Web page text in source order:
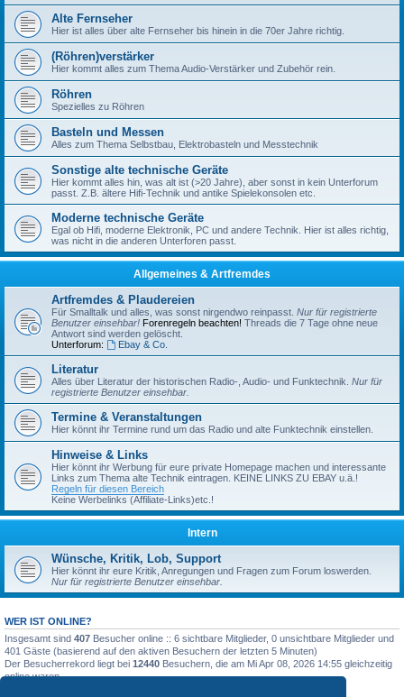
Alte Fernseher
Hier ist alles über alte Fernseher bis hinein in die 70er Jahre richtig.
(Röhren)verstärker
Hier kommt alles zum Thema Audio-Verstärker und Zubehör rein.
Röhren
Spezielles zu Röhren
Basteln und Messen
Alles zum Thema Selbstbau, Elektrobasteln und Messtechnik
Sonstige alte technische Geräte
Hier kommt alles hin, was alt ist (>20 Jahre), aber sonst in kein Unterforum
passt. Z.B. ältere Hifi-Technik und antike Spielekonsolen etc.
Moderne technische Geräte
Egal ob Hifi, moderne Elektronik, PC und andere Technik. Hier ist alles richtig,
was nicht in die anderen Unterforen passt.
Allgemeines & Artfremdes
Artfremdes & Plaudereien
Für Smalltalk und alles, was sonst nirgendwo reinpasst. Nur für registrierte
Benutzer einsehbar! Forenregeln beachten! Threads die 7 Tage ohne neue
Antwort sind werden gelöscht.
Unterforum:
Ebay & Co.
Literatur
Alles über Literatur der historischen Radio-, Audio- und Funktechnik. Nur für
registrierte Benutzer einsehbar.
Termine & Veranstaltungen
Hier könnt ihr Termine rund um das Radio und alte Funktechnik einstellen.
Hinweise & Links
Hier könnt ihr Werbung für eure private Homepage machen und interessante
Links zum Thema alte Technik eintragen. KEINE LINKS ZU EBAY u.ä.!
Regeln für diesen Bereich
Keine Werbelinks (Affiliate-Links)etc.!
Intern
Wünsche, Kritik, Lob, Support
Hier könnt ihr eure Kritik, Anregungen und Fragen zum Forum loswerden.
Nur für registrierte Benutzer einsehbar.
WER IST ONLINE?
Insgesamt sind 407 Besucher online :: 6 sichtbare Mitglieder, 0 unsichtbare Mitglieder und
401 Gäste (basierend auf den aktiven Besuchern der letzten 5 Minuten)
Der Besucherrekord liegt bei 12440 Besuchern, die am Mi Apr 08, 2026 14:55 gleichzeitig
online waren.